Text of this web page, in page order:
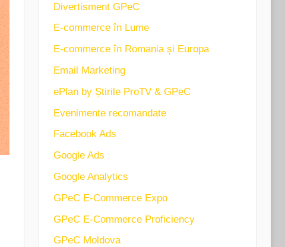
Divertisment GPeC
E-commerce în Lume
E-commerce în Romania și Europa
Email Marketing
ePlan by Știrile ProTV & GPeC
Evenimente recomandate
Facebook Ads
Google Ads
Google Analytics
GPeC E-Commerce Expo
GPeC E-Commerce Proficiency
GPeC Moldova